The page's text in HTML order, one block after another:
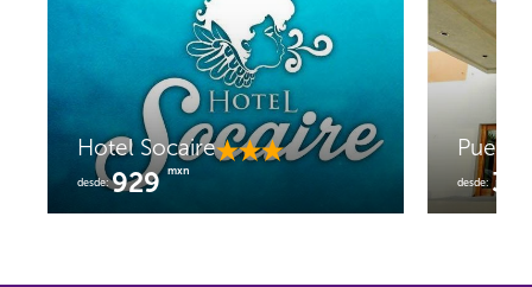
Hotel Socaire
desde:929 mxn
desde: